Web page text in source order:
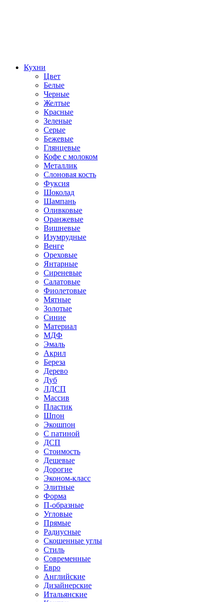
Кухни
Цвет
Белые
Черные
Желтые
Красные
Зеленые
Серые
Бежевые
Глянцевые
Кофе с молоком
Металлик
Слоновая кость
Фуксия
Шоколад
Шампань
Оливковые
Оранжевые
Вишневые
Изумрудные
Венге
Ореховые
Янтарные
Сиреневые
Салатовые
Фиолетовые
Мятные
Золотые
Синие
Материал
МДФ
Эмаль
Акрил
Береза
Дерево
Дуб
ЛДСП
Массив
Пластик
Шпон
Экошпон
С патиной
ДСП
Стоимость
Дешевые
Дорогие
Эконом-класс
Элитные
Форма
П-образные
Угловые
Прямые
Радиусные
Скошенные углы
Стиль
Современные
Евро
Английские
Дизайнерские
Итальянские